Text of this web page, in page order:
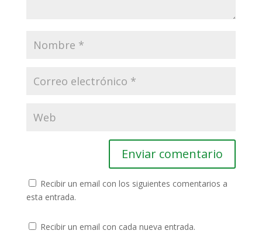
Recibir un email con los siguientes comentarios a
esta entrada.
Recibir un email con cada nueva entrada.